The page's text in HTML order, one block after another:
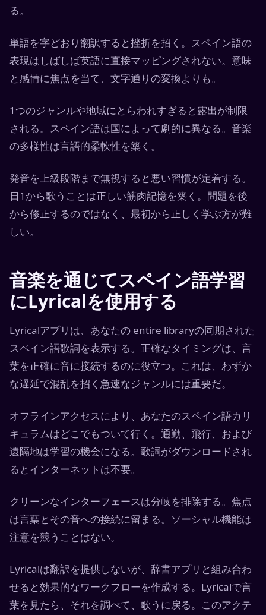
る。
単語を字どおり翻訳すると挫折を招く。スペイン語の
表現はしばしば英語に直接マッピングされない。意味
と感情に焦点を当て、文字通りの変換よりも。
1つのジャンルや地域にとらわれすぎると露出が制限
される。スペイン語は国によって劇的に異なる。音楽
の多様性は言語的柔軟性を築く。
発音を上級段階まで無視すると悪い習慣が定着する。
日1から歌うことは正しい筋肉記憶を築く。問題を後
から修正するのではなく、最初から正しく学ぶ方が難
しい。
音楽を通じてスペイン語学習
にLyricalを使用する
Lyricalアプリは、あなたの entire libraryの同期された
スペイン語歌詞を表示する。正確なタイミングは、言
葉を正確に音に接続するのに役立つ。これは、わずか
な遅延で混乱を招く急速なジャンルには重要だ。
オフラインアクセスにより、あなたのスペイン語カリ
キュラムはどこでもついて行く。通勤、飛行、および
遠隔地は学習の機会になる。歌詞がダウンロードされ
るとインターネットは不要。
クリーンなインターフェースは分岐を排除する。焦点
は言葉とその音への接続に留まる。ソーシャル機能は
注意を競うことはない。
Lyricalは翻訳を提供しないが、辞書アプリと組み合わ
せると効果的なワークフローを作成する。Lyricalで言
葉を見たら、それを調べて、歌うに戻る。このアクテ